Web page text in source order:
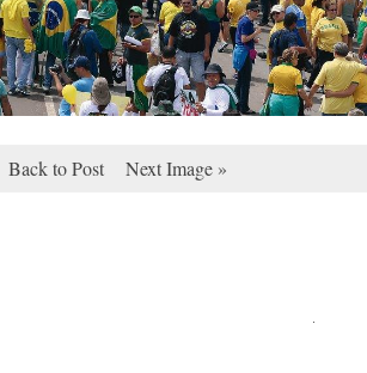
Back to Post Next Image »